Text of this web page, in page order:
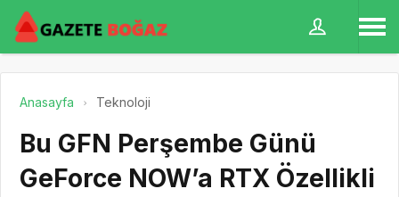
Anasayfa Teknoloji
Bu GFN Perşembe Günü
GeForce NOW’a RTX Özellikli